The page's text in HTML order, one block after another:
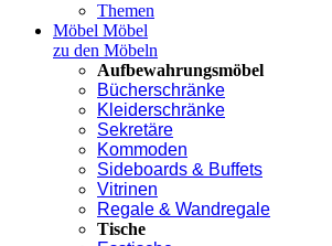
Themen
Möbel Möbel
zu den Möbeln
Aufbewahrungsmöbel
Bücherschränke
Kleiderschränke
Sekretäre
Kommoden
Sideboards & Buffets
Vitrinen
Regale & Wandregale
Tische